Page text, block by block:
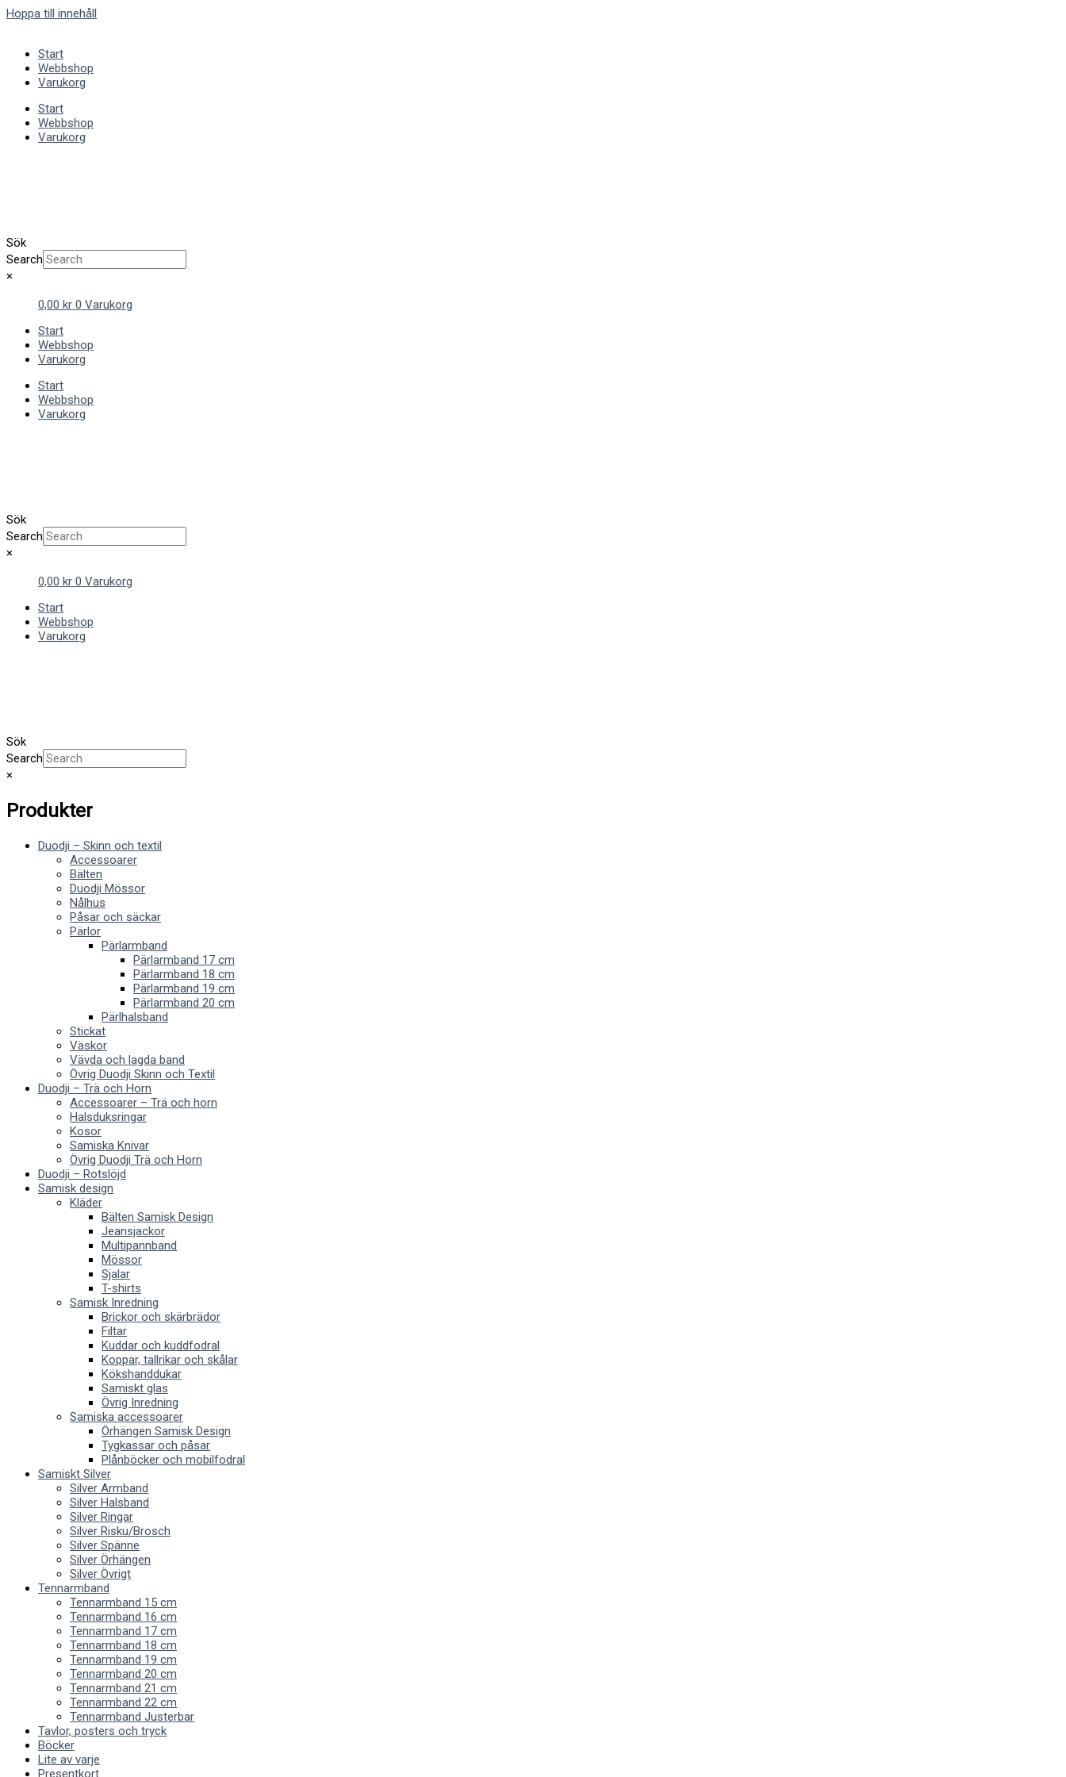
Hoppa till innehåll
Start
Webbshop
Varukorg
Start
Webbshop
Varukorg
Sök
Search
×
0,00 kr 0 Varukorg
Start
Webbshop
Varukorg
Start
Webbshop
Varukorg
Sök
Search
×
0,00 kr 0 Varukorg
Start
Webbshop
Varukorg
Sök
Search
×
Produkter
Duodji – Skinn och textil
Accessoarer
Bälten
Duodji Mössor
Nålhus
Påsar och säckar
Pärlor
Pärlarmband
Pärlarmband 17 cm
Pärlarmband 18 cm
Pärlarmband 19 cm
Pärlarmband 20 cm
Pärlhalsband
Stickat
Väskor
Vävda och lagda band
Övrig Duodji Skinn och Textil
Duodji – Trä och Horn
Accessoarer – Trä och horn
Halsduksringar
Kosor
Samiska Knivar
Övrig Duodji Trä och Horn
Duodji – Rotslöjd
Samisk design
Kläder
Bälten Samisk Design
Jeansjackor
Multipannband
Mössor
Sjalar
T-shirts
Samisk Inredning
Brickor och skärbrädor
Filtar
Kuddar och kuddfodral
Koppar, tallrikar och skålar
Kökshanddukar
Samiskt glas
Övrig Inredning
Samiska accessoarer
Örhängen Samisk Design
Tygkassar och påsar
Plånböcker och mobilfodral
Samiskt Silver
Silver Armband
Silver Halsband
Silver Ringar
Silver Risku/Brosch
Silver Spänne
Silver Örhängen
Silver Övrigt
Tennarmband
Tennarmband 15 cm
Tennarmband 16 cm
Tennarmband 17 cm
Tennarmband 18 cm
Tennarmband 19 cm
Tennarmband 20 cm
Tennarmband 21 cm
Tennarmband 22 cm
Tennarmband Justerbar
Tavlor, posters och tryck
Böcker
Lite av varje